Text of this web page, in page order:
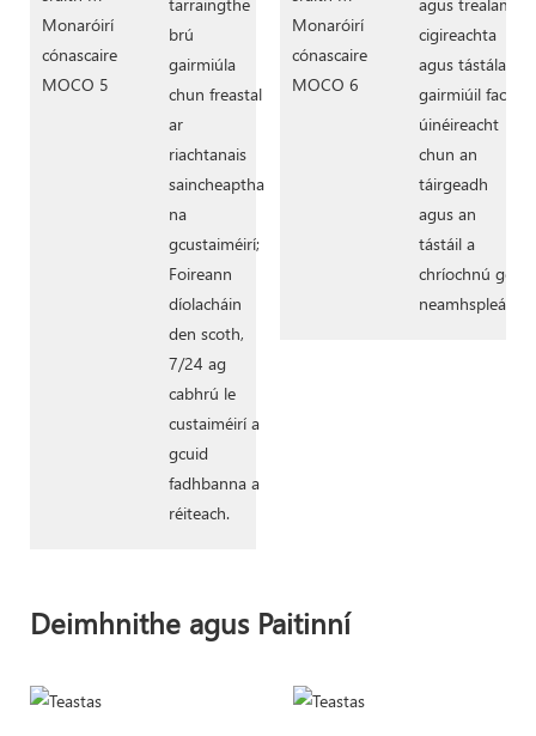
brú
gairmiúla
chun freastal
ar
riachtanais
saincheaptha
na
gcustaiméirí;
Foireann
díolacháin
den scoth,
7/24 ag
cabhrú le
custaiméirí a
gcuid
fadhbanna a
réiteach.
cigireachta
agus tástála
gairmiúil faoi
úinéireacht
chun an
táirgeadh
agus an
tástáil a
chríochnú go
neamhspleách
Deimhnithe agus Paitinní